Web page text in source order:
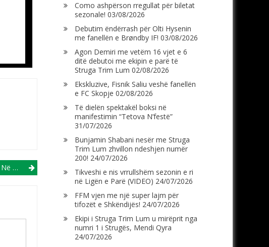
Como ashpërson rregullat për biletat
sezonale! 03/08/2026
Debutim ëndërrash për Olti Hysenin
me fanellën e Brøndby IF! 03/08/2026
Agon Demiri me vetëm 16 vjet e 6
ditë debutoi me ekipin e parë të
Struga Trim Lum 02/08/2026
Ekskluzive, Fisnik Saliu veshë fanellën
e FC Skopje 02/08/2026
Të dielën spektakël boksi në
manifestimin “Tetova N’festë”
31/07/2026
Bunjamin Shabani nesër me Struga
Trim Lum zhvillon ndeshjen numër
200! 24/07/2026
Tikveshi e nis vrrullshëm sezonin e ri
në Ligën e Parë (VIDEO) 24/07/2026
FFM vjen me një super lajm për
tifozët e Shkëndijës! 24/07/2026
Ekipi i Struga Trim Lum u mirëprit nga
numri 1 i Strugës, Mendi Qyra
24/07/2026